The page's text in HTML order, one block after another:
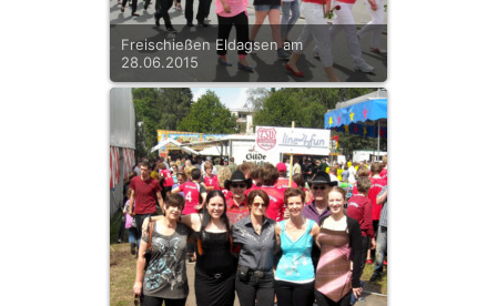
Freischießen Eldagsen am
28.06.2015